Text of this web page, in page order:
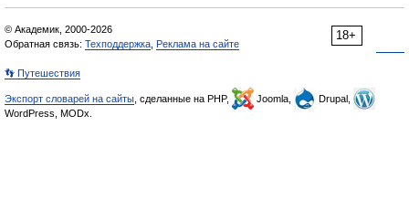
18+
© Академик, 2000-2026
Обратная связь: Техподдержка Реклама на сайте
👣 Путешествия
Экспорт словарей на сайты , сделанные на PHP, Joomla,
Drupal,
WordPress, MODx.